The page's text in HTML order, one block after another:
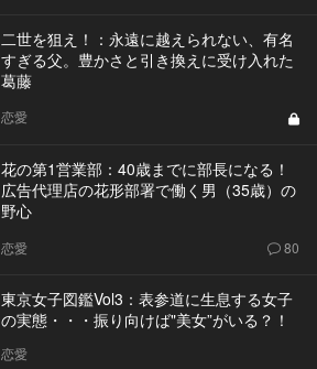
二世を狙え！：永遠に越えられない、有名
すぎる父。豊かさと引き換えに受け入れた
葛藤
恋愛
花の第1営業部：40歳までに部長になる！
広告代理店の花形部署で働く男（35歳）の
野心
恋愛 80
東京女子図鑑Vol3：表参道に生息する女子
の実態・・・振り向けば"美女”がいる？！
恋愛